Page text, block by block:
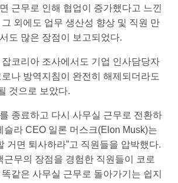
근무로 인해 협업이 증가했다고 느낀
외에도 업무 생산성 향상 및 직원 만
도 많은 장점이 보고되었다.
코리아 조사에서도 기업 인사담당자
나 방역지침이 완전히 해제되더라도
것으로 보았다.
종료하고 다시 사무실 근무로 전환하
슬라 CEO 일론 머스크(Elon Musk)는
거면 퇴사하라”고 직원들을 압박했다.
근무의 장점을 경험한 직원들이 코로
같은 사무실 근무로 돌아가기는 쉽지